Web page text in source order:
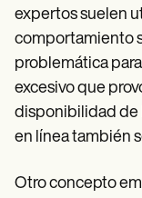
expertos suelen
comportamiento
problemática
excesivo que
disponibilidad de
en línea también
Otro concepto